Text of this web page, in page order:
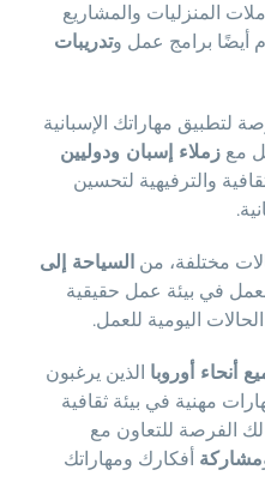
المنزليات والمشاريع
تدريبات
لتطبيق مهاراتك الإسبانية
مع زملاء إسبان ودوليين
والترفيهية لتحسين
مختلفة، من السياحة إلى
في بيئة عمل حقيقية
اليومية للعمل.
أنحاء أوروباالذين يرغبون
مهنية في بيئة ثقافية
الفرصة للتعاون مع
أفكارك ومهاراتك